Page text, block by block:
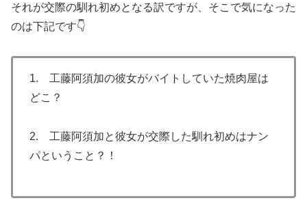
それが交際の馴れ初めとなる訳ですが、そこで気になった
のは下記です👇
1. 工藤阿須加の彼女がバイトしていた焼肉屋は
どこ？
2. 工藤阿須加と彼女が交際した馴れ初めはナン
パということ？！